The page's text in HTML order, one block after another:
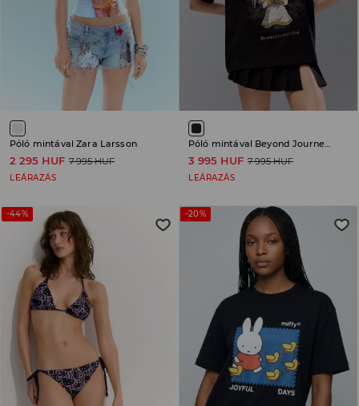
Póló mintával Zara Larsson
2 295 HUF 7 995 HUF
LEÁRAZÁS
Póló mintával Beyond Journey's End
3 995 HUF 7 995 HUF
LEÁRAZÁS
-44% -20%